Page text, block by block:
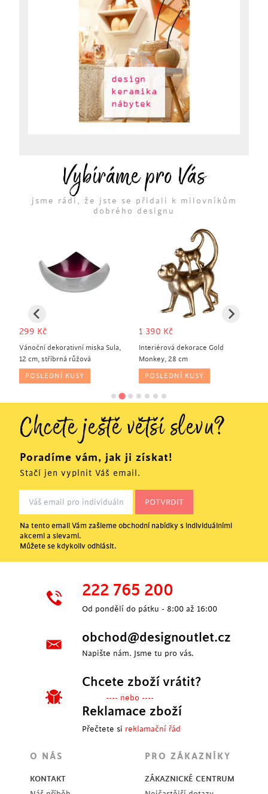
Vybíráme pro Vás
jsme rádi, že jste se přidali k milovníkům
dobrého designu
299 Kč
Vánoční dekorativní miska Sula,
12 cm, stříbrná růžová
POSLEDNÍ KUSY
1 390 Kč
Interiérová dekorace Gold
Monkey, 28 cm
POSLEDNÍ KUSY
Chcete ještě větší slevu?
Poradíme vám, jak ji získat!
Stačí jen vyplnit Váš email.
Na tento email Vám zašleme obchodní nabídky s individuálními
akcemi a slevami.
Můžete se kdykoliv odhlásit.
222 765 200
Od pondělí do pátku - 8:00 až 16:00
obchod@designoutlet.cz
Napište nám. Jsme tu pro vás.
Chcete zboží vrátit?
---- nebo ----
Reklamace zboží
Přečtete si reklamační řád
O NÁS
KONTAKT
PRO ZÁKAZNÍKY
ZÁKAZNICKÉ CENTRUM